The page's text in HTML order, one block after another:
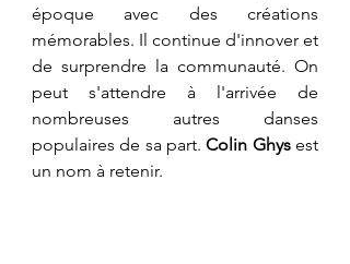
époque avec des créations
mémorables. Il continue d'innover et
de surprendre la communauté. On
peut s'attendre à l'arrivée de
nombreuses autres danses
populaires de sa part. Colin Ghys est
un nom à retenir.